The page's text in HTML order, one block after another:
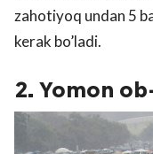
zahotiyoq undan 5
kerak bo’ladi.
2. Yomon